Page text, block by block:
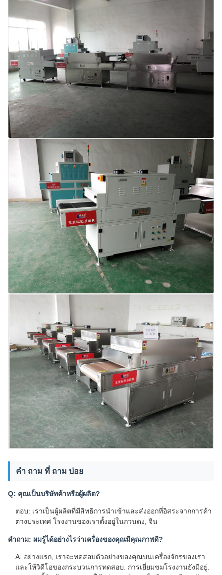
คํา ถาม ที่ ถาม บ่อย
Q: คุณเป็นบริษัทค้าหรือผู้ผลิต?
ตอบ: เราเป็นผู้ผลิตที่มีสิทธิการนําเข้าและส่งออกที่อิสระจากการค้า
ต่างประเทศ โรงงานของเราตั้งอยู่ในกวนดง, จีน
คําถาม: ผมรู้ได้อย่างไรว่าเครื่องของคุณมีคุณภาพดี?
A: อย่างแรก, เราจะทดสอบตัวอย่างของคุณบนเครื่องจักรของเรา
และให้วิดีโอของกระบวนการทดสอบ. การเยี่ยมชมโรงงานยังมีอยู่.